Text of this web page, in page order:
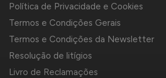
Política de Privacidade e Cookies
Termos e Condições Gerais
Termos e Condições da Newsletter
Resolução de litígios
Livro de Reclamações